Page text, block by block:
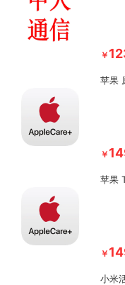
￥
苹果
￥
苹果
￥
小米